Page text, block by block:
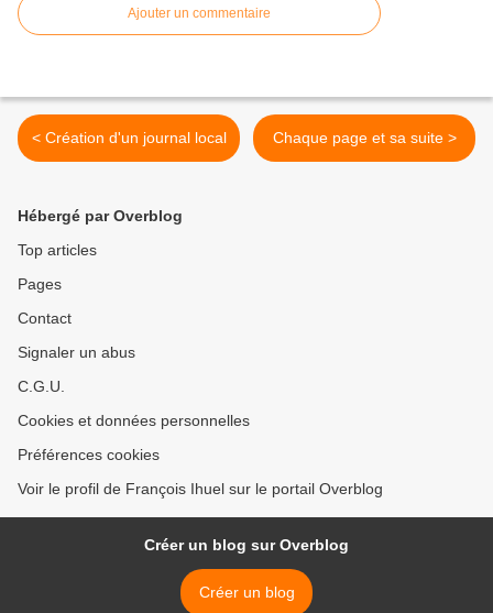
Ajouter un commentaire
< Création d'un journal local Chaque page et sa suite >
Hébergé par Overblog
Top articles
Pages
Contact
Signaler un abus
C.G.U.
Cookies et données personnelles
Préférences cookies
Voir le profil de François Ihuel sur le portail Overblog
Créer un blog sur Overblog
Créer un blog